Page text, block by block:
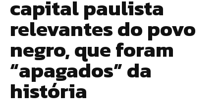
capital paulista
relevantes do povo
negro, que foram
“apagados” da
história